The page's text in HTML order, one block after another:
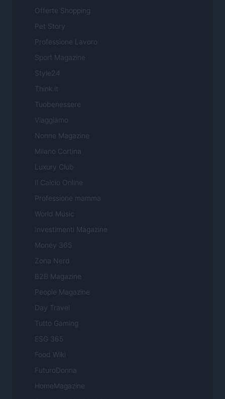
Offerte Shopping
Pet Story
Professione Lavoro
Sport Magazine
Style24
Think.it
Tuobenessere
Viaggiamo
Nonne Magazine
Milano Cortina
Luxury Club
Il Calcio Online
Professione mamma
World Music
Investimenti Magazine
Money 365
Zona Nerd
B2B Magazine
People Magazine
Day Travel
Tutto Gaming
ESG 365
Food Wiki
FuturoDonna
HomeMagazine